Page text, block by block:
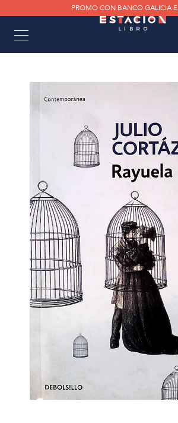
PROMO CON BANCO GALICIA